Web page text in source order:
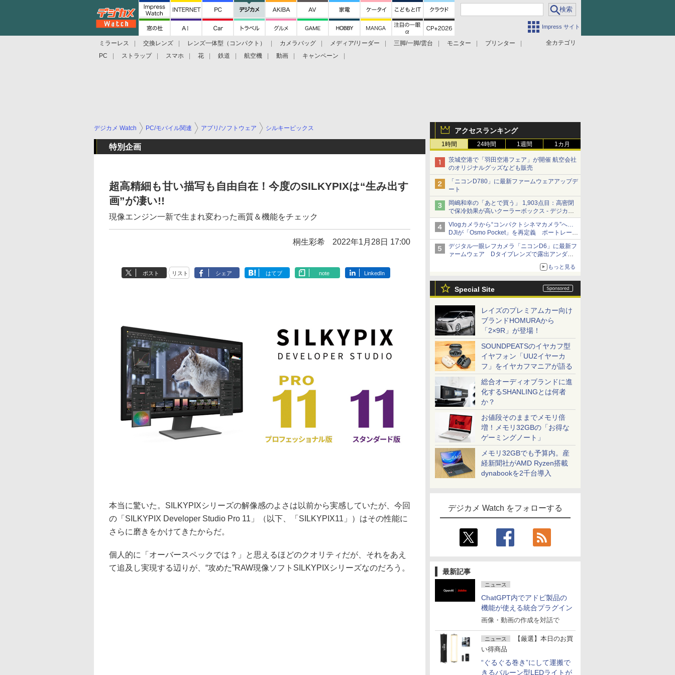
Impress サイト
全カテゴリ
ミラーレス 交換レンズ レンズ一体型（コンパクト） カメラバッグ メディア/リーダー 三脚/一脚/雲台 モニター
プリンター
PC
ストラップ スマホ 花 鉄道 航空機 動画 キャンペーン
アクセスランキング
1時間 24時間 1週間 1カ月
茨城空港で「羽田空港フェア」が開催 航空会社
のオリジナルグッズなども販売
「ニコンD780」に最新ファームウェアアップデ
ート
岡嶋和幸の「あとで買う」 1,903点目：高密閉
で保冷効果が高いクーラーボックス - デジカメ
Watch
Vlogカメラから“コンパクトシネマカメラ”へ…
DJIが「Osmo Pocket」を再定義 ポートレート
重視の映像設計に
デジタル一眼レフカメラ「ニコンD6」に最新フ
ァームウェア Dタイプレンズで露出アンダー
もっと見る
Special Site
レイズのプレミアムカー向け
ブランドHOMURAから
「2×9R」が登場！
SOUNDPEATSのイヤカフ型
イヤフォン「UU2イヤーカ
フ」をイヤカフマニアが語る
総合オーディオブランドに進
化するSHANLINGとは何者
か？
お値段そのままでメモリ倍
増！メモリ32GBの「お得な
ゲーミングノート」
メモリ32GBでも予算内。産
経新聞社がAMD Ryzen搭載
dynabookを2千台導入
デジカメ Watch をフォローする
最新記事
ニュース
ChatGPT内でアドビ製品の
機能が使える統合プラグイン
画像・動画の作成を対話で
ニュース
【厳選】本日のお買
い得商品
“ぐるぐる巻き”にして運搬で
きるバルーン型LEDライトが
デジカメ Watch PC/モバイル関連 アプリ/ソフトウェア シルキーピックス
特別企画
超高精細も甘い描写も自由自在！今度のSILKYPIXは“生み出す
画”が凄い!!
現像エンジン一新で生まれ変わった画質＆機能をチェック
桐生彩希 2022年1月28日 17:00
ポスト リスト シェア はてブ note LinkedIn
本当に驚いた。SILKYPIXシリーズの解像感のよさは以前から実感していたが、今回
の「SILKYPIX Developer Studio Pro 11」（以下、「SILKYPIX11」）はその性能に
さらに磨きをかけてきたからだ。
個人的に「オーバースペックでは？」と思えるほどのクオリティだが、それをあえ
て追及し実現する辺りが、“攻めた”RAW現像ソフトSILKYPIXシリーズなのだろう。